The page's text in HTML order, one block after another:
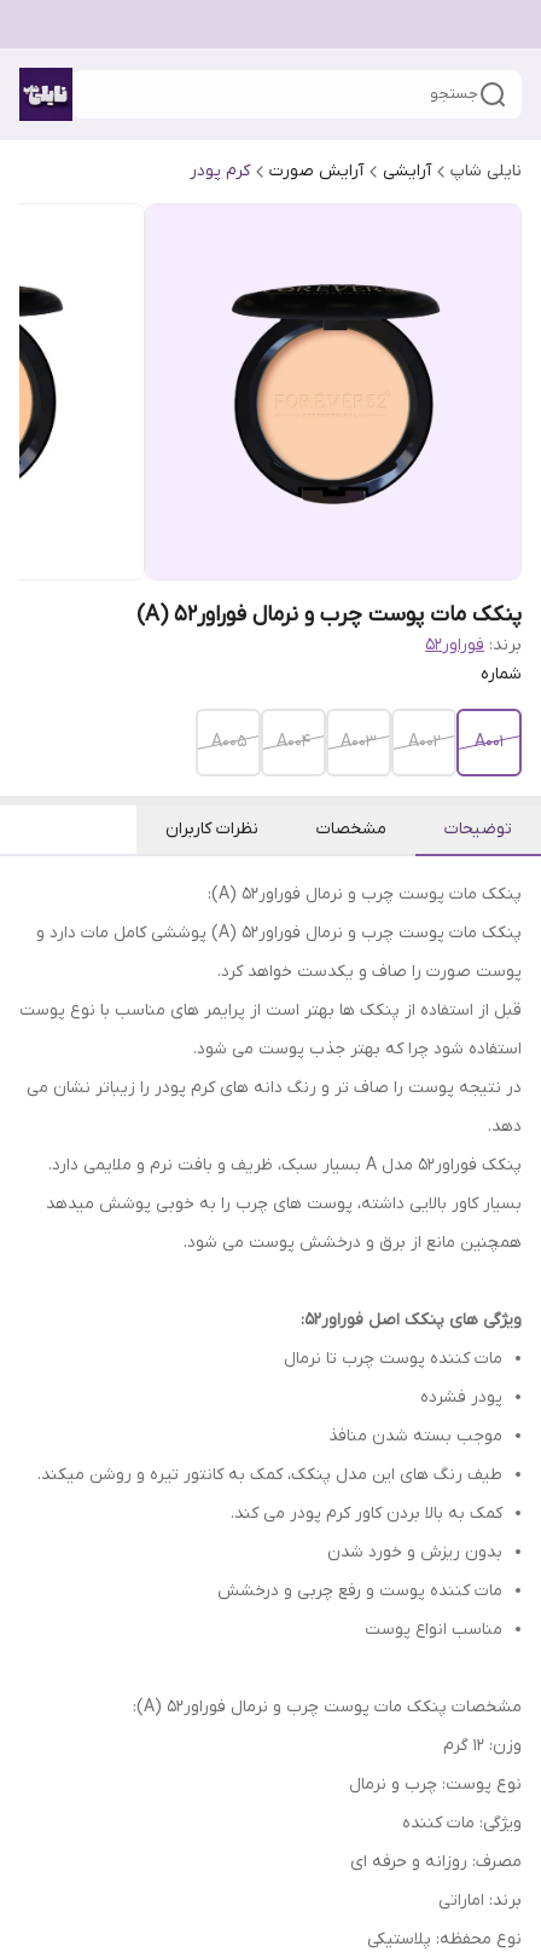
جستجو
نایلی شاپ آرایشی آرایش صورت کرم پودر
پنکک مات پوست چرب و نرمال فوراور۵۲ (A)
برند: فوراور52
شماره
A001
A002
A003
A004
A005
توضیحات مشخصات نظرات کاربران
پنکک مات پوست چرب و نرمال فوراور۵۲ (A):
پنکک مات پوست چرب و نرمال فوراور۵۲ (A) پوششی کامل مات دارد و
پوست صورت را صاف و یکدست خواهد کرد.
قبل از استفاده از پنکک ها بهتر است از پرایمر های مناسب با نوع پوست
استفاده شود چرا که بهتر جذب پوست می شود.
در نتیجه پوست را صاف تر و رنگ دانه های کرم پودر را زیباتر نشان می
دهد.
پنکک فوراور52 مدل A بسیار سبک، ظریف و بافت نرم و ملایمی دارد.
بسیار کاور بالایی داشته، پوست های چرب را به خوبی پوشش میدهد
همچنین مانع از برق و درخشش پوست می شود.
ویژگی های پنکک اصل فوراور52:
مات کننده پوست چرب تا نرمال
پودر فشرده
موجب بسته شدن منافذ
طیف رنگ های این مدل پنکک، کمک به کانتور تیره و روشن میکند.
کمک به بالا بردن کاور کرم پودر می کند.
بدون ریزش و خورد شدن
مات کننده پوست و رفع چربی و درخشش
مناسب انواع پوست
مشخصات پنکک مات پوست چرب و نرمال فوراور۵۲ (A):
وزن: 12 گرم
نوع پوست: چرب و نرمال
ویژگی: مات کننده
مصرف: روزانه و حرفه ای
برند: اماراتی
نوع محفظه: پلاستیکی